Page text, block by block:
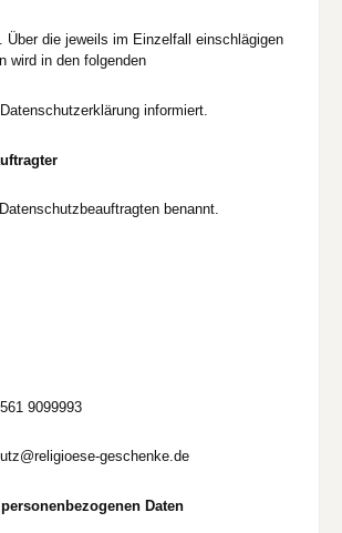
Über die jeweils im Einzelfall einschlägigen
wird in den folgenden
informiert.
benannt.
9099993
geschenke.de
Daten